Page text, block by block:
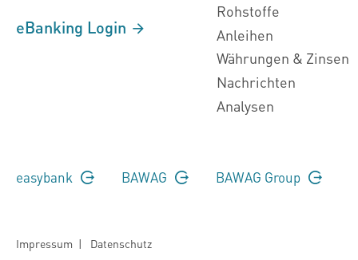
eBanking Login
Rohstoffe
Anleihen
Währungen & Zinsen
Nachrichten
Analysen
easybank BAWAG BAWAG Group
Impressum | Datenschutz